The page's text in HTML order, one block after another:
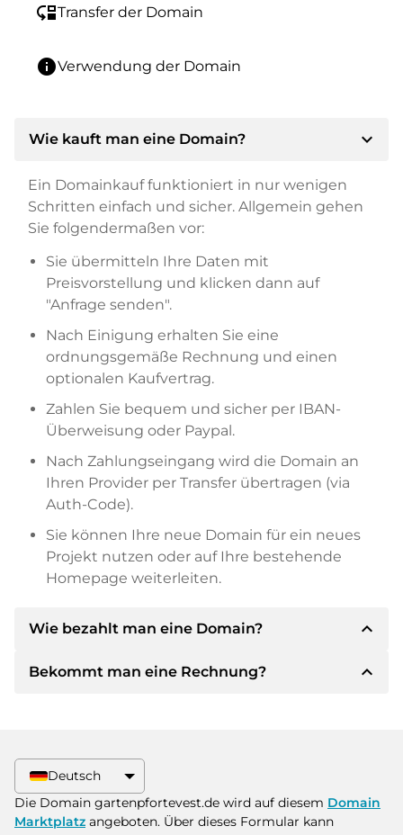
move_downTransfer der Domain
infoVerwendung der Domain
Wie kauft man eine Domain? expand_more
Ein Domainkauf funktioniert in nur wenigen
Schritten einfach und sicher. Allgemein gehen
Sie folgendermaßen vor:
Sie übermitteln Ihre Daten mit
Preisvorstellung und klicken dann auf
"Anfrage senden".
Nach Einigung erhalten Sie eine
ordnungsgemäße Rechnung und einen
optionalen Kaufvertrag.
Zahlen Sie bequem und sicher per IBAN-
Überweisung oder Paypal.
Nach Zahlungseingang wird die Domain an
Ihren Provider per Transfer übertragen (via
Auth-Code).
Sie können Ihre neue Domain für ein neues
Projekt nutzen oder auf Ihre bestehende
Homepage weiterleiten.
Wie bezahlt man eine Domain? expand_less
Nach einer Einigung wird der Inhaber Ihnen die
Zahlungsmethoden anbieten.
Bitte geben Sie bei der Überweisung immer
den Domainnamen und die
Bekommt man eine Rechnung? expand_less
größeren Kaufpreisen bekommen Sie auf
Wunsch auch einen zusätzlichen Kaufvertrag.
Deutsch
Die Domain gartenpfortevest.de wird auf diesem Domain
Marktplatz angeboten. Über dieses Formular kann